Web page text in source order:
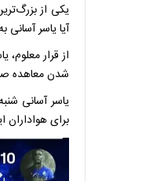
یکی از
آیا یاسر
از قرار
شدن معاهده
یاسر آسانی
برای هواداران